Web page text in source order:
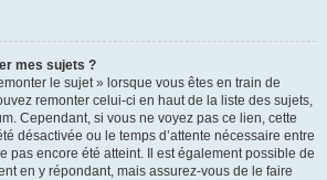
mes sujets ?
le sujet » lorsque vous êtes en train de
remonter celui-ci en haut de la liste des sujets,
Cependant, si vous ne voyez pas ce lien, cette
désactivée ou le temps d’attente nécessaire entre
pas encore été atteint. Il est également possible de
en y répondant, mais assurez-vous de le faire